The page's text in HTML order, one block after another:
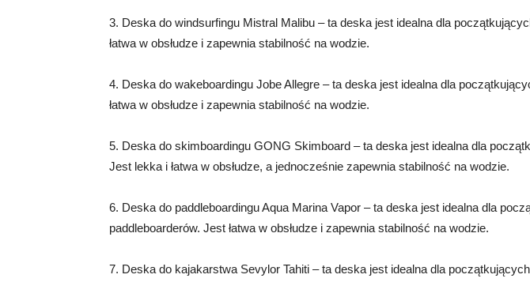
3. Deska do windsurfingu Mistral Malibu – ta deska jest idealna dla
łatwa w obsłudze i zapewnia stabilność na wodzie.
4. Deska do wakeboardingu Jobe Allegre – ta deska jest idealna dla
łatwa w obsłudze i zapewnia stabilność na wodzie.
5. Deska do skimboardingu GONG Skimboard – ta deska jest idealna dla
Jest lekka i łatwa w obsłudze, a jednocześnie zapewnia stabilność na wodzie.
6. Deska do paddleboardingu Aqua Marina Vapor – ta deska jest idealna dla
paddleboarderów. Jest łatwa w obsłudze i zapewnia stabilność na wodzie.
7. Deska do kajakarstwa Sevylor Tahiti – ta deska jest idealna dla